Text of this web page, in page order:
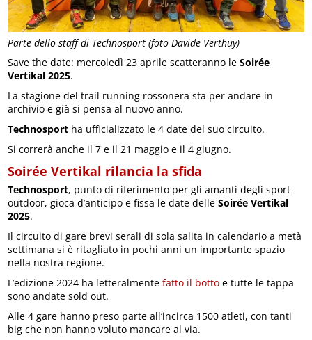
Parte dello staff di Technosport (foto Davide Verthuy)
Save the date: mercoledì 23 aprile scatteranno leSoirée
Vertikal 2025.
La stagione del trail running rossonera sta per andare in
archivio e già si pensa al nuovo anno.
Technosport ha ufficializzato le 4 date del suo circuito.
Si correrà anche il 7 e il 21 maggio e il 4 giugno.
Soirée Vertikal rilancia la sfida
Technosport, punto di riferimento per gli amanti degli sport
outdoor, gioca d’anticipo e fissa le date delleSoirée Vertikal
2025.
Il circuito di gare brevi serali di sola salita in calendario a metà
settimana si è ritagliato in pochi anni un importante spazio
nella nostra regione.
L’edizione 2024 ha letteralmentefatto il botto e tutte le tappa
sono andate sold out.
Alle 4 gare hanno preso parte all’incirca 1500 atleti, con tanti
big che non hanno voluto mancare al via.